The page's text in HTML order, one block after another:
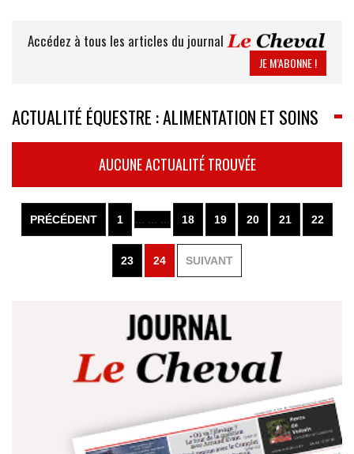
Accédez à tous les articles du journal
JE M’ABONNE !
ACTUALITÉ ÉQUESTRE : ALIMENTATION ET SOINS
AUCUNE ACTUALITÉ TROUVÉE
PRÉCÉDENT 1 ... ... ... 18 19 20 21 22
23 24 SUIVANT